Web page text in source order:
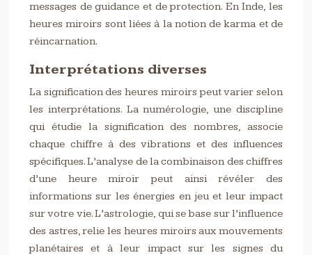
messages de guidance et de protection. En Inde, les
heures miroirs sont liées à la notion de karma et de
réincarnation.
Interprétations diverses
La signification des heures miroirs peut varier selon
les interprétations. La numérologie, une discipline
qui étudie la signification des nombres, associe
chaque chiffre à des vibrations et des influences
spécifiques. L’analyse de la combinaison des chiffres
d’une heure miroir peut ainsi révéler des
informations sur les énergies en jeu et leur impact
sur votre vie. L’astrologie, qui se base sur l’influence
des astres, relie les heures miroirs aux mouvements
planétaires et à leur impact sur les signes du